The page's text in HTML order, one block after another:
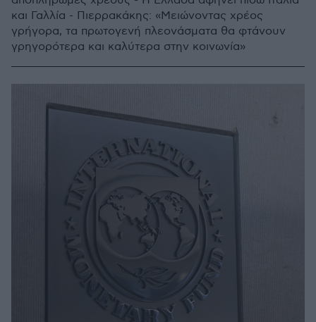
και Γαλλία - Πιερρακάκης: «Μειώνοντας χρέος
γρήγορα, τα πρωτογενή πλεονάσματα θα φτάνουν
γρηγορότερα και καλύτερα στην κοινωνία»